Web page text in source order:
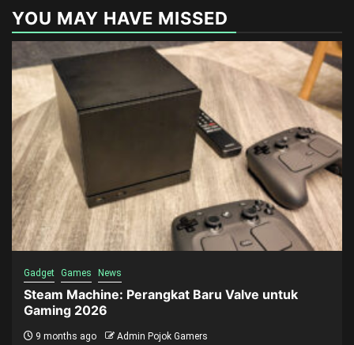
YOU MAY HAVE MISSED
Gadget Games News
Steam Machine: Perangkat Baru Valve untuk
Gaming 2026
9 months ago Admin Pojok Gamers